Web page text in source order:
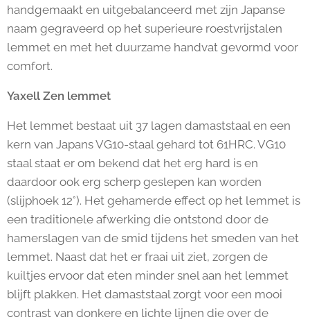
handgemaakt en uitgebalanceerd met zijn Japanse
naam gegraveerd op het superieure roestvrijstalen
lemmet en met het duurzame handvat gevormd voor
comfort.
Yaxell Zen lemmet
Het lemmet bestaat uit 37 lagen damaststaal en een
kern van Japans VG10-staal gehard tot 61HRC. VG10
staal staat er om bekend dat het erg hard is en
daardoor ook erg scherp geslepen kan worden
(slijphoek 12°). Het gehamerde effect op het lemmet is
een traditionele afwerking die ontstond door de
hamerslagen van de smid tijdens het smeden van het
lemmet. Naast dat het er fraai uit ziet, zorgen de
kuiltjes ervoor dat eten minder snel aan het lemmet
blijft plakken. Het damaststaal zorgt voor een mooi
contrast van donkere en lichte lijnen die over de